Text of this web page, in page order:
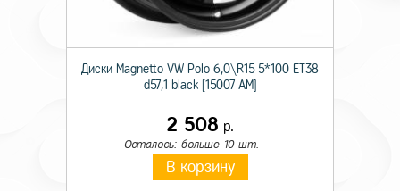
Диски Magnetto VW Polo 6,0\R15 5*100 ET38
d57,1 black [15007 AM]
2 508 р.
Осталось: больше 10 шт.
В корзину